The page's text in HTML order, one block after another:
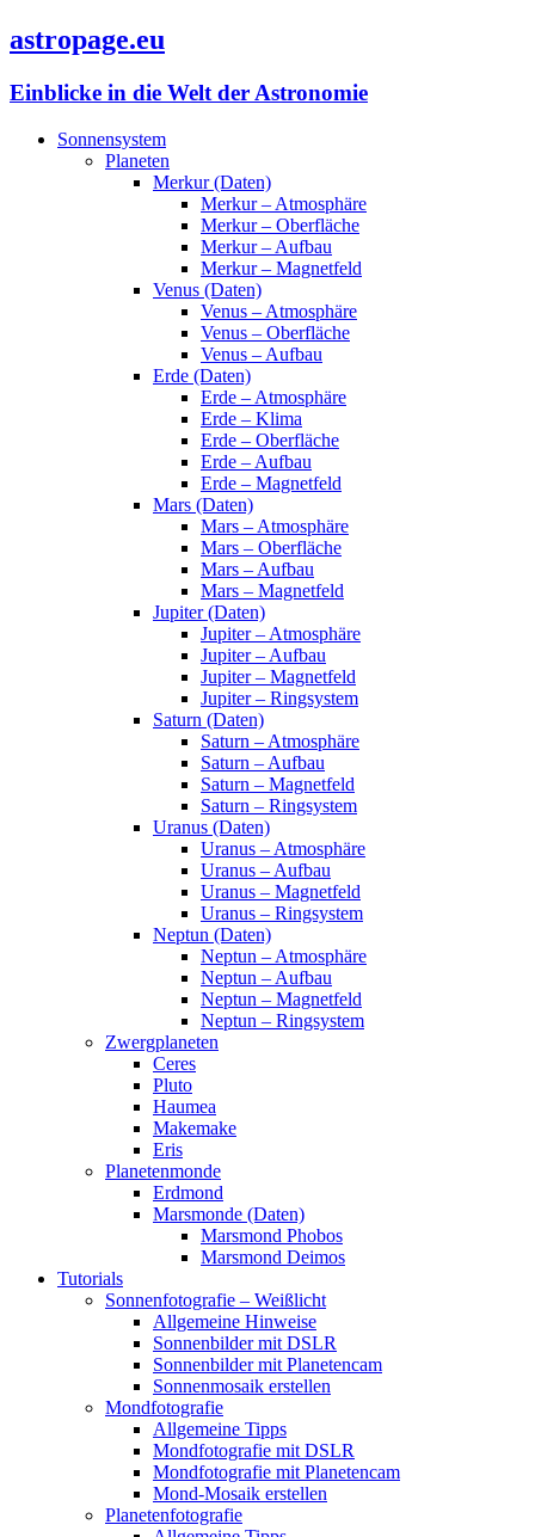
astropage.eu
Einblicke in die Welt der Astronomie
Sonnensystem
Planeten
Merkur (Daten)
Merkur – Atmosphäre
Merkur – Oberfläche
Merkur – Aufbau
Merkur – Magnetfeld
Venus (Daten)
Venus – Atmosphäre
Venus – Oberfläche
Venus – Aufbau
Erde (Daten)
Erde – Atmosphäre
Erde – Klima
Erde – Oberfläche
Erde – Aufbau
Erde – Magnetfeld
Mars (Daten)
Mars – Atmosphäre
Mars – Oberfläche
Mars – Aufbau
Mars – Magnetfeld
Jupiter (Daten)
Jupiter – Atmosphäre
Jupiter – Aufbau
Jupiter – Magnetfeld
Jupiter – Ringsystem
Saturn (Daten)
Saturn – Atmosphäre
Saturn – Aufbau
Saturn – Magnetfeld
Saturn – Ringsystem
Uranus (Daten)
Uranus – Atmosphäre
Uranus – Aufbau
Uranus – Magnetfeld
Uranus – Ringsystem
Neptun (Daten)
Neptun – Atmosphäre
Neptun – Aufbau
Neptun – Magnetfeld
Neptun – Ringsystem
Zwergplaneten
Ceres
Pluto
Haumea
Makemake
Eris
Planetenmonde
Erdmond
Marsmonde (Daten)
Marsmond Phobos
Marsmond Deimos
Tutorials
Sonnenfotografie – Weißlicht
Allgemeine Hinweise
Sonnenbilder mit DSLR
Sonnenbilder mit Planetencam
Sonnenmosaik erstellen
Mondfotografie
Allgemeine Tipps
Mondfotografie mit DSLR
Mondfotografie mit Planetencam
Mond-Mosaik erstellen
Planetenfotografie